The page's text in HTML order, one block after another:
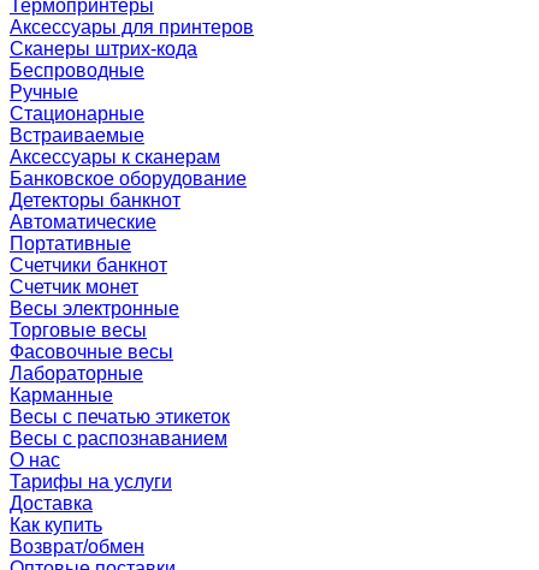
Термопринтеры
Аксессуары для принтеров
Сканеры штрих-кода
Беспроводные
Ручные
Стационарные
Встраиваемые
Аксессуары к сканерам
Банковское оборудование
Детекторы банкнот
Автоматические
Портативные
Счетчики банкнот
Счетчик монет
Весы электронные
Торговые весы
Фасовочные весы
Лабораторные
Карманные
Весы с печатью этикеток
Весы с распознаванием
О нас
Тарифы на услуги
Доставка
Как купить
Возврат/обмен